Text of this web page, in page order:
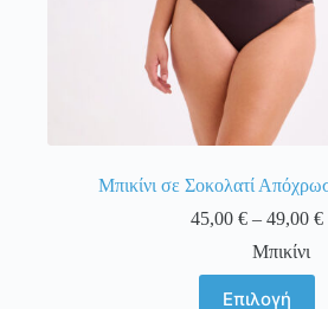
Μπικίνι σε Σοκολατί
45,00€ – 49,00€
Μπικίνι
Επιλογή